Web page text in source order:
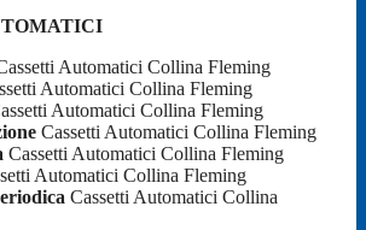
Automatici Collina Fleming
Automatici Collina Fleming
Automatici Collina Fleming
Cassetti Automatici Collina Fleming
Cassetti Automatici Collina Fleming
Automatici Collina Fleming
Cassetti Automatici Collina